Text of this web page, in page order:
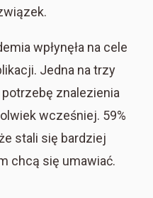
wpłynęła na cele
Jedna na trzy
znalezienia
wcześniej. 59%
stali się bardziej
chcą się umawiać.